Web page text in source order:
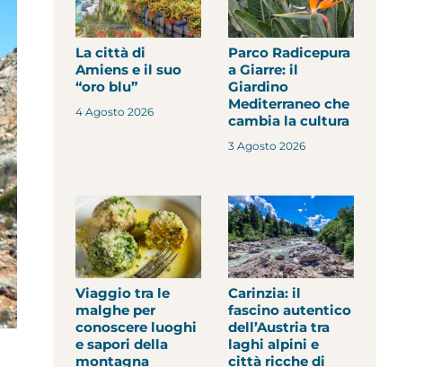
La città di
Amiens e il suo
“oro blu”
4 Agosto 2026
Parco Radicepura
a Giarre: il
Giardino
Mediterraneo che
cambia la cultura
3 Agosto 2026
Viaggio tra le
malghe per
conoscere luoghi
e sapori della
montagna
Carinzia: il
fascino autentico
dell’Austria tra
laghi alpini e
città ricche di